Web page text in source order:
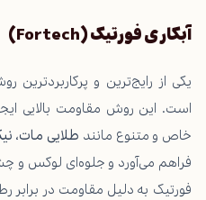
آبکاری فورتیک(Fortech)
یکی از رایج‌ترین و پرکاربردترین
است. این روش مقاومت بالایی
خاص و متنوع مانند طلایی مات،
فراهم می‌آورد و جلوه‌ای لوکس و
فورتیک به دلیل مقاومت در برابر